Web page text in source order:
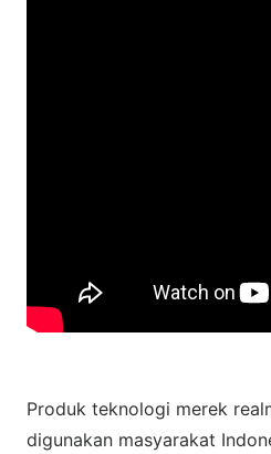
Produk teknologi merek
digunakan masyarakat